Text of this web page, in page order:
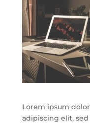
Lorem ipsum
adipiscing elit,